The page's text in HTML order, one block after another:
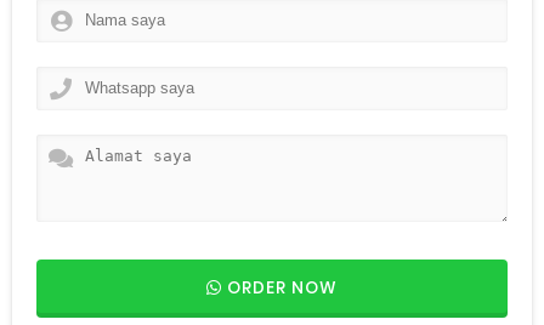
ORDER NOW